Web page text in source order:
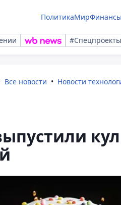
ПолитикаМирФинансы
#Спецпроекты
Все новости Новости